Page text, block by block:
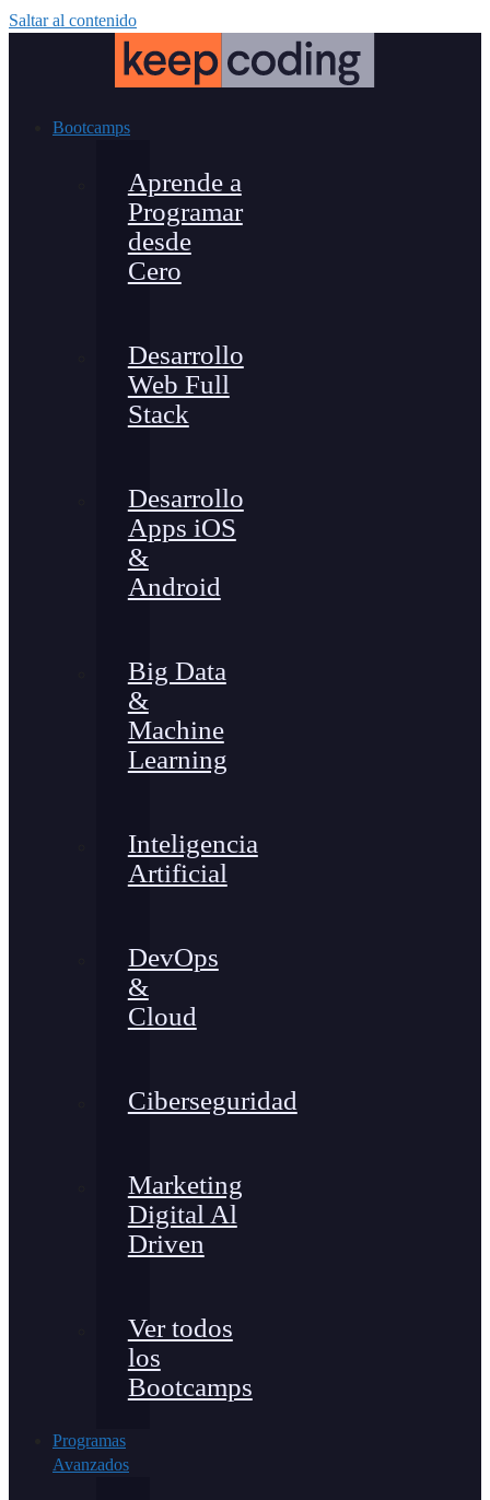
Saltar al contenido
Bootcamps
Aprende a
Programar
desde
Cero
Desarrollo
Web Full
Stack
Desarrollo
Apps iOS
&
Android
Big Data
&
Machine
Learning
Inteligencia
Artificial
DevOps
&
Cloud
Ciberseguridad
Marketing
Digital Al
Driven
Ver todos
los
Bootcamps
Programas
Avanzados